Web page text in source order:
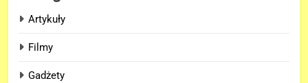
Artykuły
Filmy
Gadżety